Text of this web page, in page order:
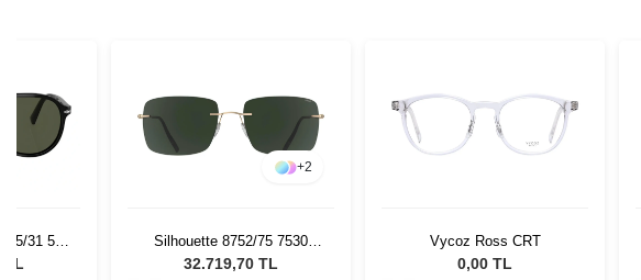
95/31 55
TL
+2
Silhouette 8752/75 7530
Unisex Güneş Gözlüğü
32.719,70 TL
Vycoz Ross CRT
0,00 TL